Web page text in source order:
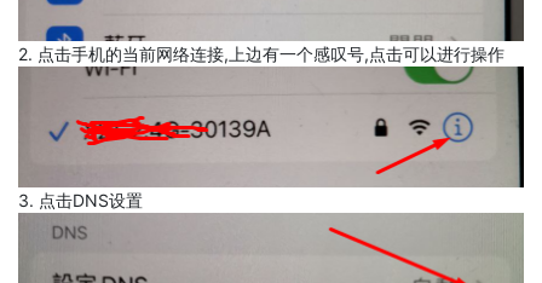
2. 点击手机的当前网络连接,上边有一个感叹号,点击可以进行操作
3. 点击DNS设置